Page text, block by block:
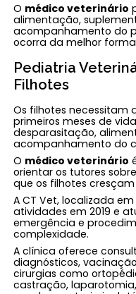
O médico veterinário
alimentação,
acompanhamento do
ocorra da melhor forma
Pediatria
Filhotes
Os filhotes necessitam
primeiros meses de
desparasitação,
acompanhamento do
O médico veterinário
orientar os tutores
que os filhotes
A CT Vet, localizada
atividades em 2019 e
emergência e
complexidade.
A clínica oferece
diagnósticos,
cirurgias como
castração,